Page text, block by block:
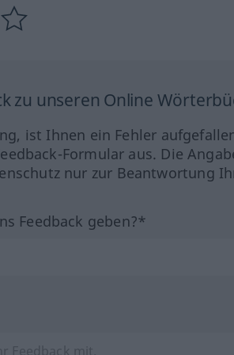
zu unseren Online
ist Ihnen ein Fehler
Formular aus. Die
nur zur Beantwortung
Feedback geben?*